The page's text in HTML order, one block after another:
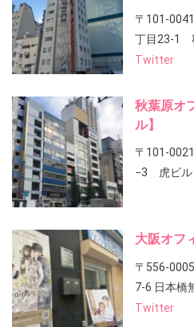
〒101-
丁目23-1
Twitter
秋葉原オ
ル】
〒101-
−3 虎ビル
大阪オフ
〒556-
7-6 日本橋
Twitter